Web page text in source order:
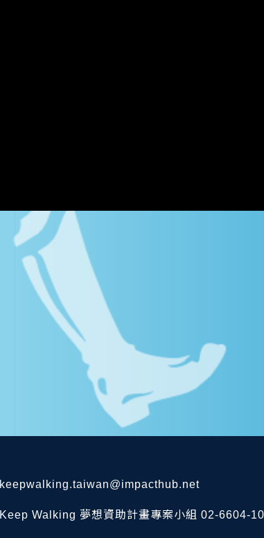
keepwalking.taiwan@impacthub.net
Keep Walking 夢想資助計畫專案小組 02-6604-